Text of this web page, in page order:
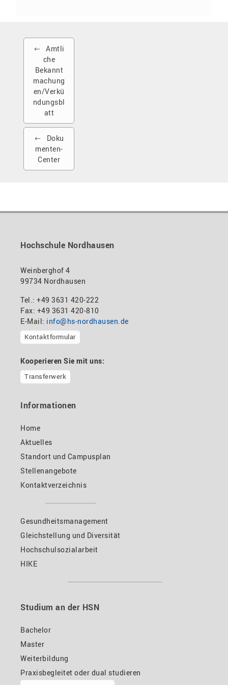
Amtli
che
Bekannt
machung
en/Verkü
ndungsbl
att
Doku
menten-
Center
Hochschule Nordhausen
Weinberghof 4
99734 Nordhausen
Tel.: +49 3631 420-222
Fax: +49 3631 420-810
E-Mail: info@hs-nordhausen.de
Kontaktformular
Kooperieren Sie mit uns:
Transferwerk
Informationen
Home
Aktuelles
Standort und Campusplan
Stellenangebote
Kontaktverzeichnis
Gesundheitsmanagement
Gleichstellung und Diversität
Hochschulsozialarbeit
HIKE
Studium an der HSN
Bachelor
Master
Weiterbildung
Praxisbegleitet oder dual studieren